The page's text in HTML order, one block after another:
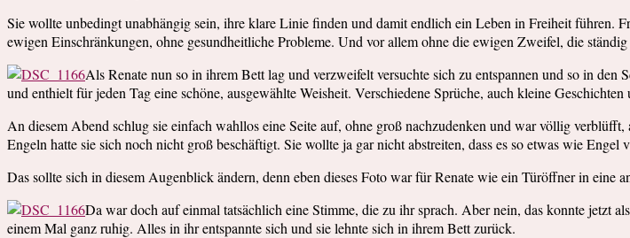
Sie wollte unbedingt unabhängig sein, ihre klare Linie finden und damit endlich ein Leben in Freiheit führen.
ewigen Einschränkungen, ohne gesundheitliche Probleme. Und vor allem ohne die ewigen Zweifel, die
Als Renate nun so in ihrem Bett lag und verzweifelt versuchte sich zu entspannen und so in
und enthielt für jeden Tag eine schöne, ausgewählte Weisheit. Verschiedene Sprüche, auch kleine
An diesem Abend schlug sie einfach wahllos eine Seite auf, ohne groß nachzudenken und war völlig
Engeln hatte sie sich noch nicht groß beschäftigt. Sie wollte ja gar nicht abstreiten, dass es so etwas wie
Das sollte sich in diesem Augenblick ändern, denn eben dieses Foto war für Renate wie ein Türöffner in eine
Da war doch auf einmal tatsächlich eine Stimme, die zu ihr sprach. Aber nein, das konnte jetzt
einem Mal ganz ruhig. Alles in ihr entspannte sich und sie lehnte sich in ihrem Bett zurück.